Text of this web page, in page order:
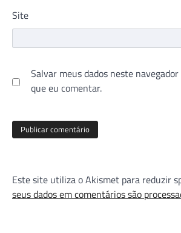
Site
Salvar meus dados neste
que eu comentar.
Este site utiliza o Akismet para reduzir
seus dados em comentários são